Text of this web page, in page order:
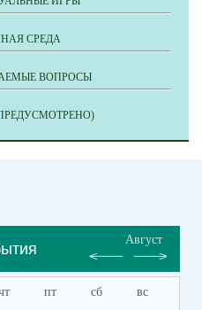
СРЕДА
ВОПРОСЫ
Август
пт сб вс